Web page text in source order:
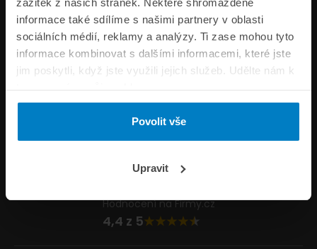
informace také sdílíme s našimi partnery v oblasti
sociálních médií, reklamy a analýzy. Ti zase mohou tyto
informace kombinovat s dalšími informacemi, které jste
jim poskytli, když jste využili jejich služeb. Udělte nám k
tomu prosím svůj souhlas.
Povolit vše
Upravit
Pojišťovny
Informace
ePojisteni.cz
Formuláře
Napište nám
Hodnocení na Firmy.cz
4,4 z 5